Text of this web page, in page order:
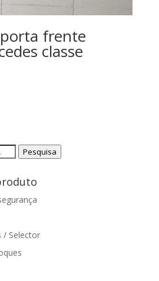
frente
classe
Pesquisa
/ Selector